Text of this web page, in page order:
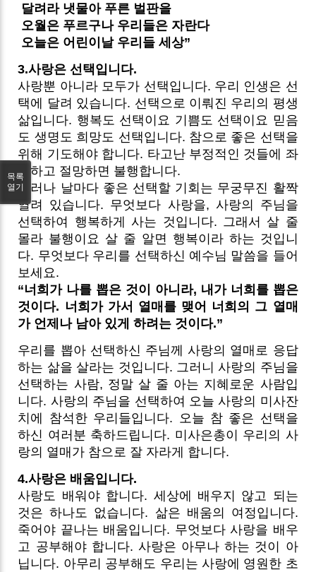
달려라 냇물아 푸른 벌판을
오월은 푸르구나 우리들은 자란다
오늘은 어린이날 우리들 세상”
3.사랑은 선택입니다.
사랑뿐 아니라 모두가 선택입니다. 우리 인생은 선
택에 달려 있습니다. 선택으로 이뤄진 우리의 평생
삶입니다. 행복도 선택이요 기쁨도 선택이요 믿음
도 생명도 희망도 선택입니다. 참으로 좋은 선택을
위해 기도해야 합니다. 타고난 부정적인 것들에 좌
절하고 절망하면 불행합니다.
그러나 날마다 좋은 선택할 기회는 무궁무진 활짝
열려 있습니다. 무엇보다 사랑을, 사랑의 주님을
선택하여 행복하게 사는 것입니다. 그래서 살 줄
몰라 불행이요 살 줄 알면 행복이라 하는 것입니
다. 무엇보다 우리를 선택하신 예수님 말씀을 들어
보세요.
“너희가 나를 뽑은 것이 아니라, 내가 너희를 뽑은
것이다. 너희가 가서 열매를 맺어 너희의 그 열매
가 언제나 남아 있게 하려는 것이다.”
우리를 뽑아 선택하신 주님께 사랑의 열매로 응답
하는 삶을 살라는 것입니다. 그러니 사랑의 주님을
선택하는 사람, 정말 살 줄 아는 지혜로운 사람입
니다. 사랑의 주님을 선택하여 오늘 사랑의 미사잔
치에 참석한 우리들입니다. 오늘 참 좋은 선택을
하신 여러분 축하드립니다. 미사은총이 우리의 사
랑의 열매가 참으로 잘 자라게 합니다.
4.사랑은 배움입니다.
사랑도 배워야 합니다. 세상에 배우지 않고 되는
것은 하나도 없습니다. 삶은 배움의 여정입니다.
죽어야 끝나는 배움입니다. 무엇보다 사랑을 배우
고 공부해야 합니다. 사랑은 아무나 하는 것이 아
닙니다. 아무리 공부해도 우리는 사랑에 영원한 초
목록
열기